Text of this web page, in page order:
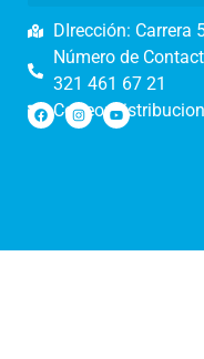
DIrección: Carrera
Número de
321 461 67 21
Correo: